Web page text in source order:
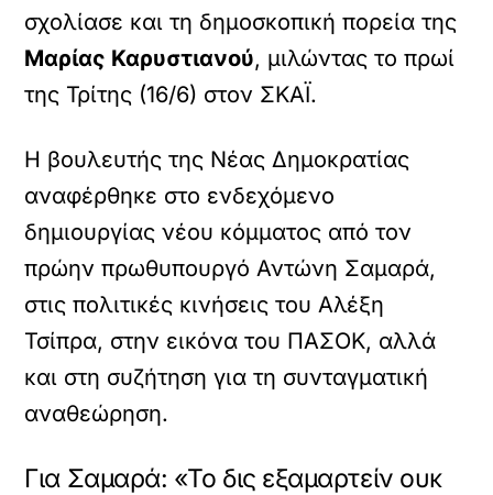
σχολίασε και τη δημοσκοπική πορεία της
Μαρίας Καρυστιανού, μιλώντας το πρωί
της Τρίτης (16/6) στον ΣΚΑΪ.
Η βουλευτής της Νέας Δημοκρατίας
αναφέρθηκε στο ενδεχόμενο
δημιουργίας νέου κόμματος από τον
πρώην πρωθυπουργό Αντώνη Σαμαρά,
στις πολιτικές κινήσεις του Αλέξη
Τσίπρα, στην εικόνα του ΠΑΣΟΚ, αλλά
και στη συζήτηση για τη συνταγματική
αναθεώρηση.
Για Σαμαρά: «Το δις εξαμαρτείν ουκ